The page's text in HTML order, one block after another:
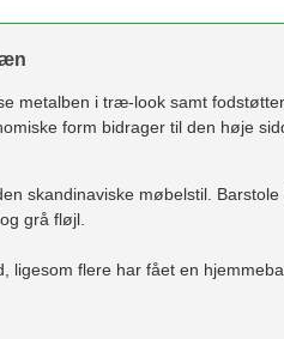
metalben i træ-look samt
form bidrager til den høje
skandinaviske møbelstil. Barstole
grå fløjl.
ligesom flere har fået en